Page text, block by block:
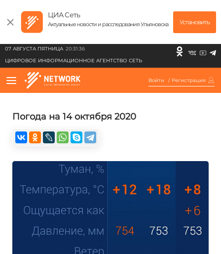
ЦИА Сеть
Актуальные новости и расследования Ульяновска Установить
07 АВГУСТА ПЯТНИЦА 20:31:36
ЦИФРОВОЕ ИНФОРМАЦИОННОЕ АГЕНТСТВО СЕТЬ
Войти / Регистрация
Погода на 14 октября 2020